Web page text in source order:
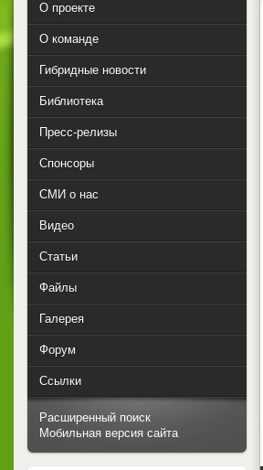
О проекте
О команде
Гибридные новости
Библиотека
Пресс-релизы
Спонсоры
СМИ о нас
Видео
Статьи
Файлы
Галерея
Форум
Ссылки
Расширенный поиск
Мобильная версия сайта